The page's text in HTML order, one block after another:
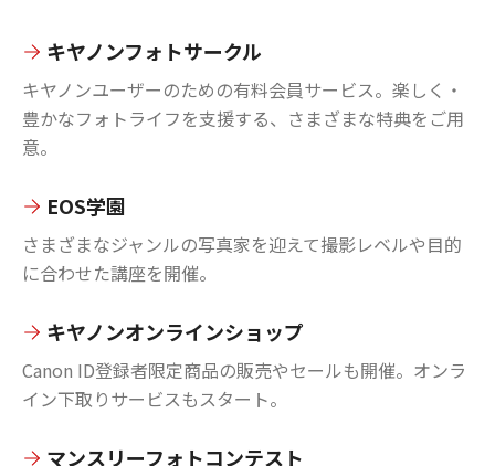
キヤノンフォトサークル
キヤノンユーザーのための有料会員サービス。楽しく・
豊かなフォトライフを支援する、さまざまな特典をご用
意。
EOS学園
さまざまなジャンルの写真家を迎えて撮影レベルや目的
に合わせた講座を開催。
キヤノンオンラインショップ
Canon ID登録者限定商品の販売やセールも開催。オンラ
イン下取りサービスもスタート。
マンスリーフォトコンテスト